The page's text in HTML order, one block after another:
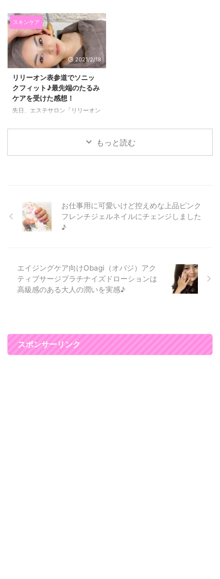
れが、 iGS4000サプリとiGSダ
ブルセラム、iGS4000ジェルで
す。 私は、肌荒れをしている期
間がとても長くて、 今までいろ
いろなスキンケアを試してきまし
た。 一見いいな！と思っても、
長く使うとまた実感できなくなっ
たりするものも多く なかなか心
から気に入るものに出会えません
でした。 ↓これがあれこれ使っ
てもなかなか肌がよくならなかっ
り、 他にもいろいろ体の内側か
ら変えたことはありましたが、
使えないなっていうレベルのもの
だったんですけど、 これは、見
スキンケア
2021/2/18
リリーオン表参道でソニッ
クフィット♪最先端のたるみ
ケアを受けた感想！
先日、エステサロン「リリーオン
ットの施術を受けてきました！
最近気になっているのが、たるみ
リフトアップだけではなく、シワ
や美肌ケアができる施術です。
お化粧スペースが白を基調とした
オン表参道でソニック ...
もっと読む
お仕事用に可愛いけど控えめな上品ピンク
フレンチジェルネイルにチェンジしました
♪
エイジングケア向けObagi（オバジ）アク
ティブサージプラチナイズドローションは
高級感のある大人の潤いを実感♪
スポンサーリンク